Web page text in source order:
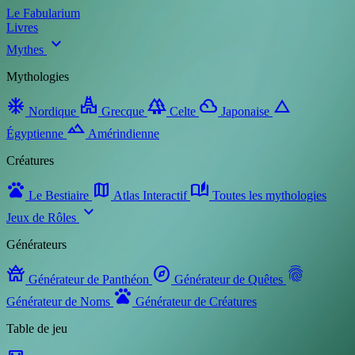
Le Fabularium
Livres
Mythes expand_more
Mythologies
ac_unit Nordique temple_hindu Grecque forest Celte filter_drama Japonaise change_history
Égyptienne landscape Amérindienne
Créatures
pets Le Bestiaire map Atlas Interactif auto_stories Toutes les mythologies
Jeux de Rôles expand_more
Générateurs
temple_buddhist Générateur de Panthéon explore Générateur de Quêtes fingerprint
Générateur de Noms pets Générateur de Créatures
Table de jeu